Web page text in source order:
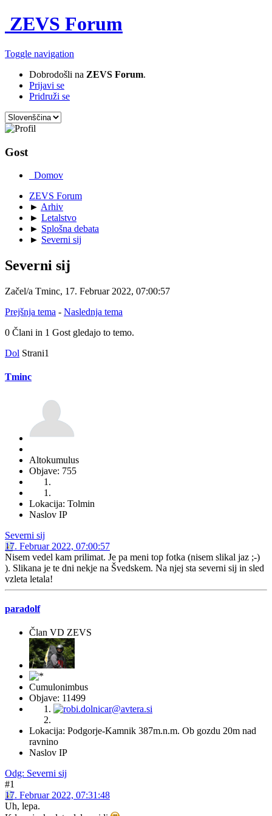
ZEVS Forum
Toggle navigation
Dobrodošli na ZEVS Forum.
Prijavi se
Pridruži se
Gost
Domov
ZEVS Forum
► Arhiv
► Letalstvo
► Splošna debata
► Severni sij
Severni sij
Začel/a Tminc, 17. Februar 2022, 07:00:57
Prejšnja tema - Naslednja tema
0 Člani in 1 Gost gledajo to temo.
Dol Strani1
Tminc
Altokumulus
Objave: 755
Lokacija: Tolmin
Naslov IP
Severni sij
17. Februar 2022, 07:00:57
Nisem vedel kam prilimat. Je pa meni top fotka (nisem slikal jaz ;-)
). Slikana je te dni nekje na Švedskem. Na njej sta severni sij in sled
vzleta letala!
paradolf
Član VD ZEVS
Cumulonimbus
Objave: 11499
Lokacija: Podgorje-Kamnik 387m.n.m. Ob gozdu 20m nad
ravnino
Naslov IP
Odg: Severni sij
#1
17. Februar 2022, 07:31:48
Uh, lepa.